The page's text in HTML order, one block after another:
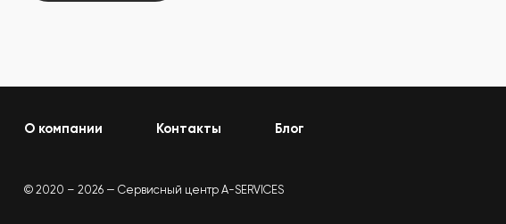
О компании Контакты Блог
© 2020 – 2026 — Сервисный центр A-SERVICES